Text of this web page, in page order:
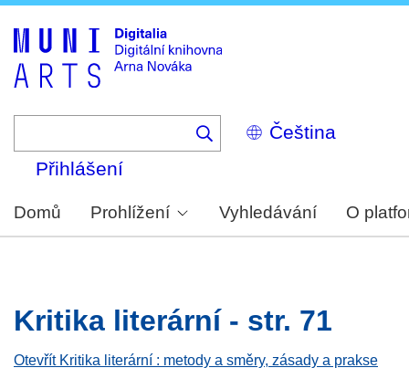
Select
your
Přihlášení
Domů Prohlížení Vyhledávání O
Kritika literární - str. 71
Otevřít Kritika literární : metody a směry, zásady a prakse